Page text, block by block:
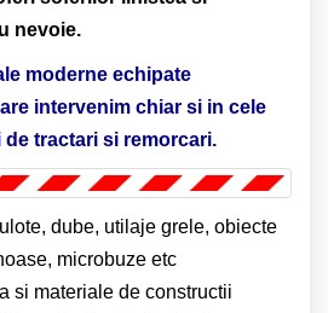
nevoie.
moderne echipate
intervenim chiar si in cele
tractari si remorcari.
dube, utilaje grele, obiecte
microbuze etc
si materiale de constructii